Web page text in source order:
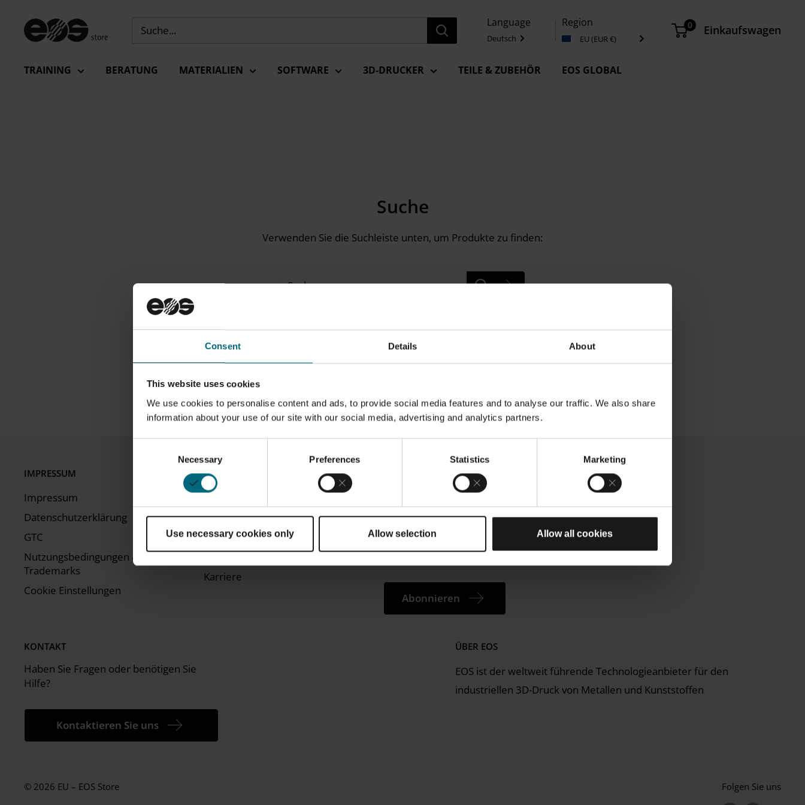
Consent Details About
This website uses cookies
We use cookies to personalise content and ads, to provide social media features and to analyse our traffic. We also share
information about your use of our site with our social media, advertising and analytics partners.
Necessary Preferences Statistics Marketing
Use necessary cookies only Allow selection Allow all cookies
Inhalt
springen
EU
EOS
Language
Deutsch
Region
EU (EUR €)
0 Einkaufswagen
TRAINING BERATUNG MATERIALIEN SOFTWARE 3D-DRUCKER TEILE & ZUBEHÖR EOS GLOBAL
Suche
Verwenden Sie die Suchleiste unten, um Produkte zu finden:
Suche...
IMPRESSUM
Impressum
Datenschutzerklärung
GTC
Nutzungsbedingungen &
Trademarks
Cookie Einstellungen
UNTERNEHMEN
EOS Global
EOS Standorte
Technische Dienstleistungen
MyEOS Kundenportal
Karriere
auf dem Laufenden über die
neuesten Entwicklungen in der 3D-
Drucktechnologie
Abonnieren
KONTAKT
Haben Sie Fragen oder benötigen Sie
Hilfe?
Kontaktieren Sie uns
ÜBER EOS
EOS ist der weltweit führende Technologieanbieter für den
industriellen 3D-Druck von Metallen und Kunststoffen
© 2026 EU – EOS Store Folgen Sie uns